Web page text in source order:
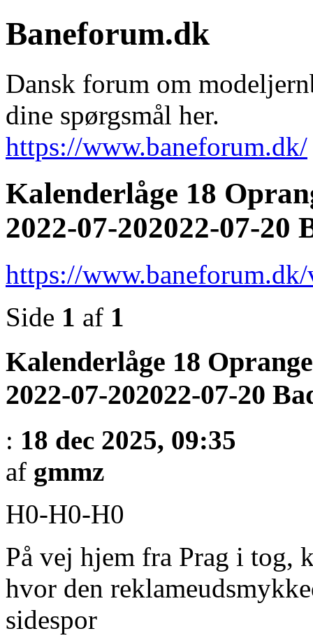
Baneforum.dk
Dansk forum om
dine spørgsmål her.
https://www.baneforum.dk/
Kalenderlåge 18
2022-07-202022-07-20
https://
Side 1 af 1
Kalenderlåge 18
2022-07-202022-07-20
: 18 dec 2025, 09:35
af gmmz
H0-H0-H0
På vej hjem fra Prag i tog,
hvor den
sidespor